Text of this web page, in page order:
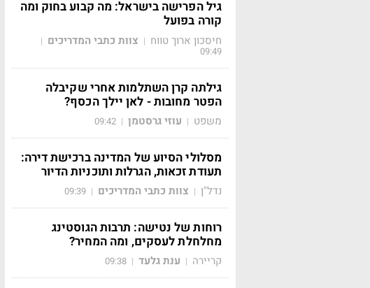
גיל הפרישה בישראל: מה קבוע בחוק ומה
קורה בפועל
חיסכון ארוך טווח | צוות כתבי המדריכים |
09:49
גילתה קרן השתלמות אחרי שקיבלה
הפטר מחובות - לאן יילך הכסף?
משפט | עוזי גרסטמן |
09:42
מסלולי הסיוע של המדינה ברכישת דירה:
תעודת זכאות, הגרלות ותוכניות הדיור
נדל"ן | צוות כתבי המדריכים |
09:39
רוחות של נטישה: תרבות הגוסטינג
מחלחלת לעסקים, ומה המחיר?
קריירה | ענת גלעד |
09:38